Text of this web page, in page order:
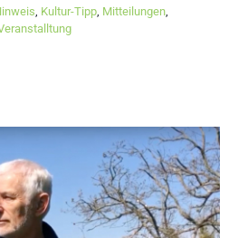
, Kultur-Tipp, Mitteilungen,